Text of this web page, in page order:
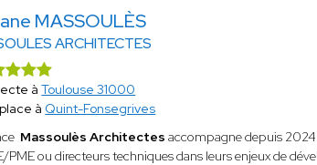
MASSOULÈS
ARCHITECTES
àToulouse 31000
à Quint-Fonsegrives
Massoulès Architectesaccompagne depuis
PME ou directeurs techniques dans leurs enjeux de